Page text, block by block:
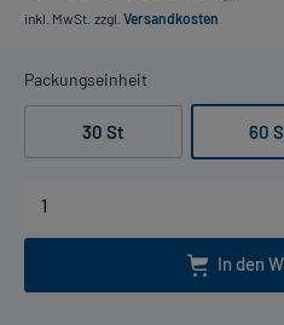
inkl. MwSt. zzgl. Versandkosten
Packungseinheit
30 St 60
In den